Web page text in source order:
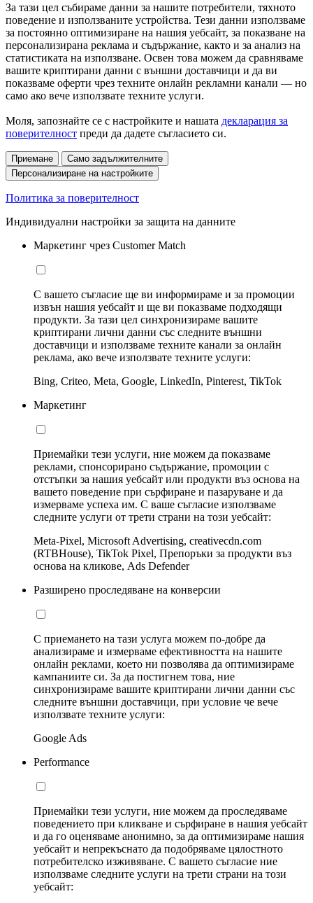
За тази цел събираме данни за нашите потребители, тяхното
поведение и използваните устройства. Тези данни използваме
за постоянно оптимизиране на нашия уебсайт, за показване на
персонализирана реклама и съдържание, както и за анализ на
статистиката на използване. Освен това можем да сравняваме
вашите криптирани данни с външни доставчици и да ви
показваме оферти чрез техните онлайн рекламни канали — но
само ако вече използвате техните услуги.
Моля, запознайте се с настройките и нашата декларация за
поверителност преди да дадете съгласието си.
Приемане
Само задължителните
Персонализиране на настройките
Политика за поверителност
Индивидуални настройки за защита на данните
Маркетинг чрез Customer Match
С вашето съгласие ще ви информираме и за промоции
извън нашия уебсайт и ще ви показваме подходящи
продукти. За тази цел синхронизираме вашите
криптирани лични данни със следните външни
доставчици и използваме техните канали за онлайн
реклама, ако вече използвате техните услуги:
Bing, Criteo, Meta, Google, LinkedIn, Pinterest, TikTok
Маркетинг
Приемайки тези услуги, ние можем да показваме
реклами, спонсорирано съдържание, промоции с
отстъпки за нашия уебсайт или продукти въз основа на
вашето поведение при сърфиране и пазаруване и да
измерваме успеха им. С ваше съгласие използваме
следните услуги от трети страни на този уебсайт:
Meta-Pixel, Microsoft Advertising, creativecdn.com
(RTBHouse), TikTok Pixel, Препоръки за продукти въз
основа на кликове, Ads Defender
Разширено проследяване на конверсии
С приемането на тази услуга можем по-добре да
анализираме и измерваме ефективността на нашите
онлайн реклами, което ни позволява да оптимизираме
кампаниите си. За да постигнем това, ние
синхронизираме вашите криптирани лични данни със
следните външни доставчици, при условие че вече
използвате техните услуги:
Google Ads
Performance
Приемайки тези услуги, ние можем да проследяваме
поведението при кликване и сърфиране в нашия уебсайт
и да го оценяваме анонимно, за да оптимизираме нашия
уебсайт и непрекъснато да подобряваме цялостното
потребителско изживяване. С вашето съгласие ние
използваме следните услуги на трети страни на този
уебсайт: